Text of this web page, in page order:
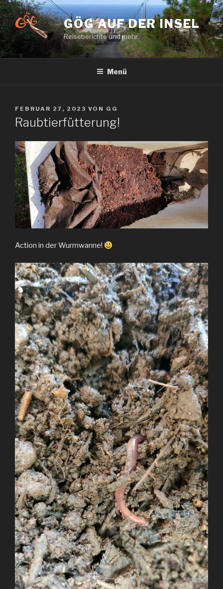
Zum
Inhalt
springen
GÖG AUF DER INSEL
Reiseberichte und mehr.
Menü
VERÖFFENTLICHT
AM
FEBRUAR 27, 2023 VON GG
Raubtierfütterung!
Action in der Wurmwanne!